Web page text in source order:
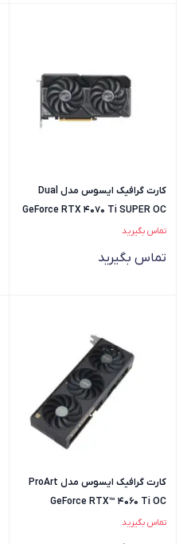
کارت گرافیک ایسوس مدل Dual
GeForce RTX 4070 Ti SUPER OC
Edition 16GB
تماس بگیرید
تماس بگیرید
کارت گرافیک ایسوس مدل ProArt
GeForce RTX™ 4060 Ti OC
edition 16GB GDDR6
تماس بگیرید